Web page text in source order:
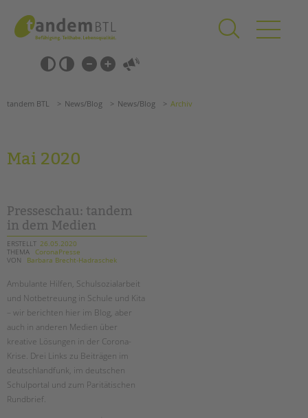
springen
Barrierefrei-
Einstellungen
überspringen
überspringen
Förderzentren
Kollegs
EFöB
Schulbezogene Sozialarbeit
HILFEN ZUR ERZIEHUNG
EINGLIEDERUNGSHILFE
BETREUTES WOHNEN
TANDEM BTL AKADEMIE
Suchen
tandem BTL News/Blog News/Blog Archiv
Mai 2020
Presseschau: tandem
in dem Medien
ERSTELLT 26.05.2020
THEMA CoronaPresse
VON
Barbara Brecht-Hadraschek
Ambulante Hilfen, Schulsozialarbeit
und Notbetreuung in Schule und Kita
– wir berichten hier im Blog, aber
auch in anderen Medien über
kreative Lösungen in der Corona-
Krise. Drei Links zu Beiträgen im
deutschlandfunk, im deutschen
Schulportal und zum Paritätischen
Rundbrief.